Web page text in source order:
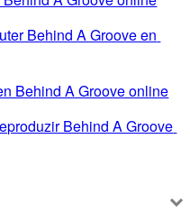
Behind A Groove en
Behind A Groove online
Behind A Groove